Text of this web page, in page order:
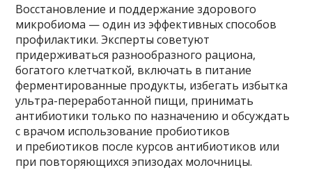
Восстановление и поддержание здорового
микробиома — один из эффективных способов
профилактики. Эксперты советуют
придерживаться разнообразного рациона,
богатого клетчаткой, включать в питание
ферментированные продукты, избегать избытка
ультра-переработанной пищи, принимать
антибиотики только по назначению и обсуждать
с врачом использование пробиотиков
и пребиотиков после курсов антибиотиков или
при повторяющихся эпизодах молочницы.